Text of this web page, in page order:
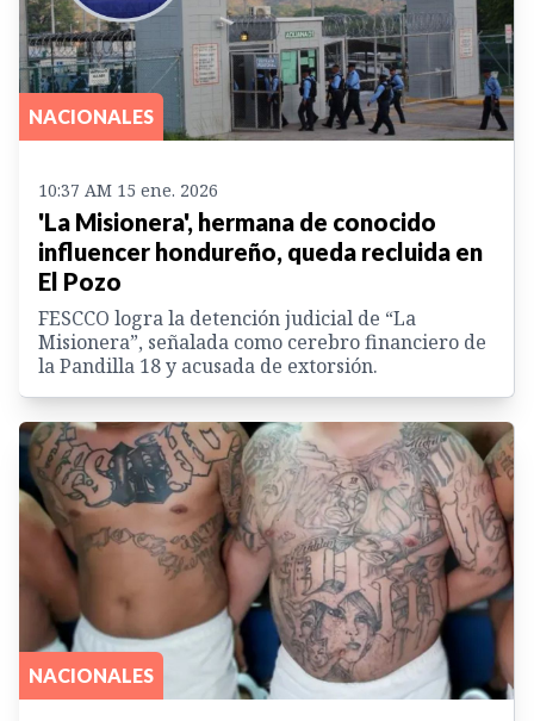
NACIONALES
10:37 AM 15 ene. 2026
'La Misionera', hermana de conocido
influencer hondureño, queda recluida en
El Pozo
FESCCO logra la detención judicial de “La
Misionera”, señalada como cerebro financiero de
la Pandilla 18 y acusada de extorsión.
NACIONALES